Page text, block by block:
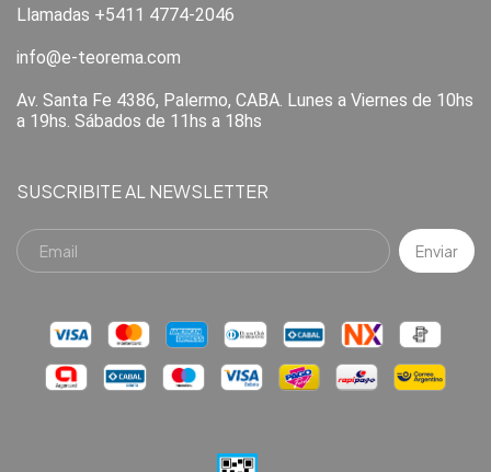
Llamadas +5411 4774-2046
info@e-teorema.com
Av. Santa Fe 4386, Palermo, CABA. Lunes a Viernes de 10hs
a 19hs. Sábados de 11hs a 18hs
SUSCRIBITE AL NEWSLETTER